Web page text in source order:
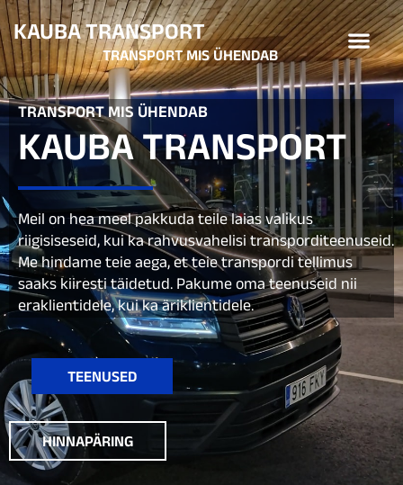
Skip
to
content
KAUBA TRANSPORT
TRANSPORT MIS ÜHENDAB
TRANSPORT MIS ÜHENDAB
KAUBA TRANSPORT
Meil on hea meel pakkuda teile laias valikus
riigisiseseid, kui ka rahvusvahelisi transporditeenuseid.
Me hindame teie aega, et teie transpordi tellimus
saaks kiiresti täidetud. Pakume oma teenuseid nii
eraklientidele, kui ka äriklientidele.
TEENUSED
HINNAPÄRING